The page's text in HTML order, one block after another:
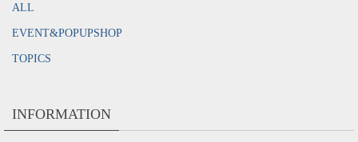
ALL
EVENT&POPUPSHOP
TOPICS
INFORMATION